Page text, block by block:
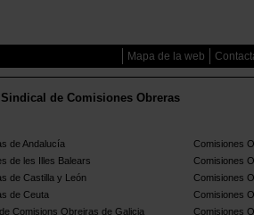
Mapa de la web
de Comisiones Obreras
de Andalucía Comisiones
de les Illes Balears
Comisiones
de Castilla y León
Comisiones
de Ceuta
Comisiones
Comisions Obreiras de Galicia
Comisiones